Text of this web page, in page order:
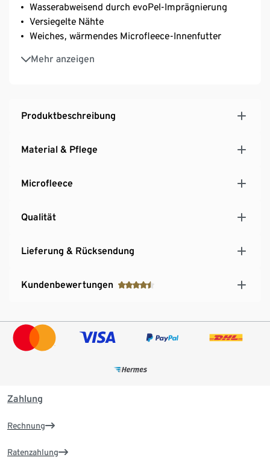
Wasserabweisend durch evoPel-Imprägnierung
Versiegelte Nähte
Weiches, wärmendes Microfleece-Innenfutter
Mehr anzeigen
Abknöpfbare Kapuze und weiche Rippbündchen
Beschreibbares Namensschild
Produktbeschreibung
Material & Pflege
Microfleece
Qualität
Lieferung & Rücksendung
Kundenbewertungen
Zahlung
Rechnung
Ratenzahlung